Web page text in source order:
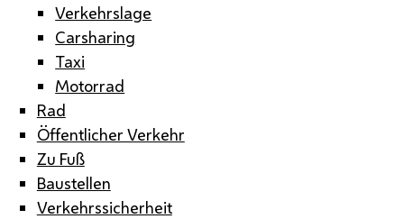
Verkehrslage
Carsharing
Taxi
Motorrad
Rad
Öffentlicher Verkehr
Zu Fuß
Baustellen
Verkehrssicherheit